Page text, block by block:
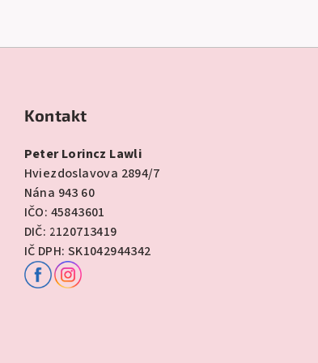
Kontakt
Peter Lorincz Lawli
Hviezdoslavova 2894/7
Nána 943 60
IČO: 45843601
DIČ: 2120713419
IČ DPH: SK1042944342